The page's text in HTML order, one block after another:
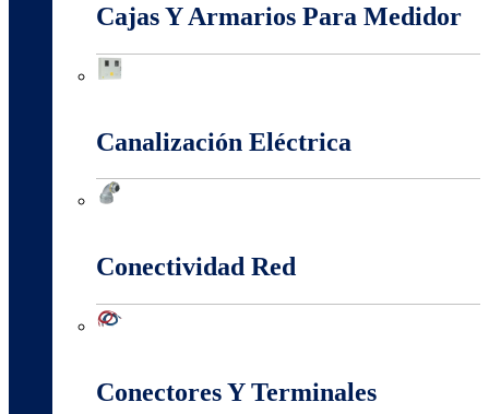
Cajas Y Armarios Para Medidor
Canalización Eléctrica
Conectividad Red
Conectores Y Terminales